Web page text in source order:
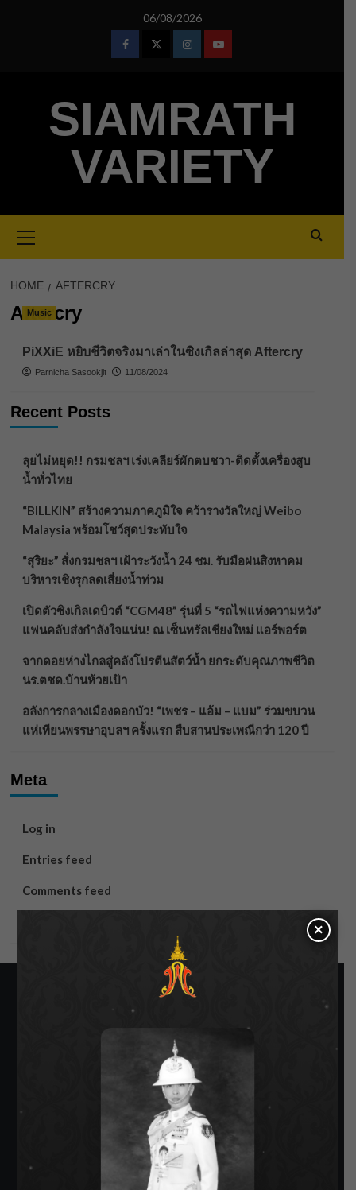
06/08/2026
FacebookTwitterInstagramYoutube
SIAMRATH
VARIETY
Menu
HOME AFTERCRY
Aftercry
Music
PiXXiE หยิบชีวิตจริงมาเล่าในซิงเกิลล่าสุด Aftercry
Parnicha Sasookjit 11/08/2024
Recent Posts
ลุยไม่หยุด!! กรมชลฯ เร่งเคลียร์ผักตบชวา-ติดตั้งเครื่องสูบ
น้ำทั่วไทย
“BILLKIN” สร้างความภาคภูมิใจ คว้ารางวัลใหญ่ Weibo
Malaysia พร้อมโชว์สุดประทับใจ
“สุริยะ” สั่งกรมชลฯ เฝ้าระวังน้ำ 24 ชม. รับมือฝนสิงหาคม
บริหารเชิงรุกลดเสี่ยงน้ำท่วม
เปิดตัวซิงเกิลเดบิวต์ “CGM48” รุ่นที่ 5 “รถไฟแห่งความหวัง”
แฟนคลับส่งกำลังใจแน่น! ณ เซ็นทรัลเชียงใหม่ แอร์พอร์ต
จากดอยห่างไกลสู่คลังโปรตีนสัตว์น้ำ ยกระดับคุณภาพชีวิต
นร.ตชด.บ้านห้วยเป้า
อลังการกลางเมืองดอกบัว! “เพชร – แอ้ม – แบม” ร่วมขบวน
แห่เทียนพรรษาอุบลฯ ครั้งแรก สืบสานประเพณีกว่า 120 ปี
Meta
Log in
Entries feed
Comments feed
SIAMRATH VARIETY
THE BEST ENTERTAINMENT
×